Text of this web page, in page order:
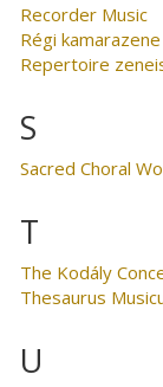
Recorder Music
Régi kamarazene
Repertoire
S
Sacred Choral
T
The Kodály
Thesaurus
U